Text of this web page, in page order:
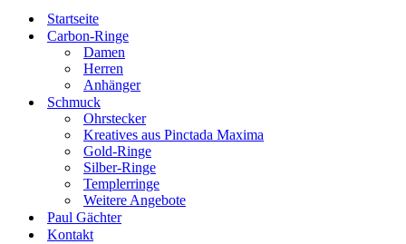
Startseite
Carbon-Ringe
Damen
Herren
Anhänger
Schmuck
Ohrstecker
Kreatives aus Pinctada Maxima
Gold-Ringe
Silber-Ringe
Templerringe
Weitere Angebote
Paul Gächter
Kontakt